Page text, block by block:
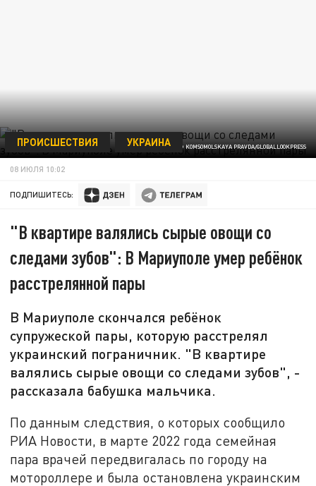
© KOMSOMOLSKAYA PRAVDA/GLOBALLOOKPRESS
ПРОИСШЕСТВИЯ УКРАИНА
08 ИЮЛЯ 10:02
ПОДПИШИТЕСЬ:
"В квартире валялись сырые овощи со
следами зубов": В Мариуполе умер ребёнок
расстрелянной пары
В Мариуполе скончался ребёнок
супружеской пары, которую расстрелял
украинский пограничник. "В квартире
валялись сырые овощи со следами зубов", -
рассказала бабушка мальчика.
По данным следствия, о которых сообщило
РИА Новости, в марте 2022 года семейная
пара врачей передвигалась по городу на
мотороллере и была остановлена украинским